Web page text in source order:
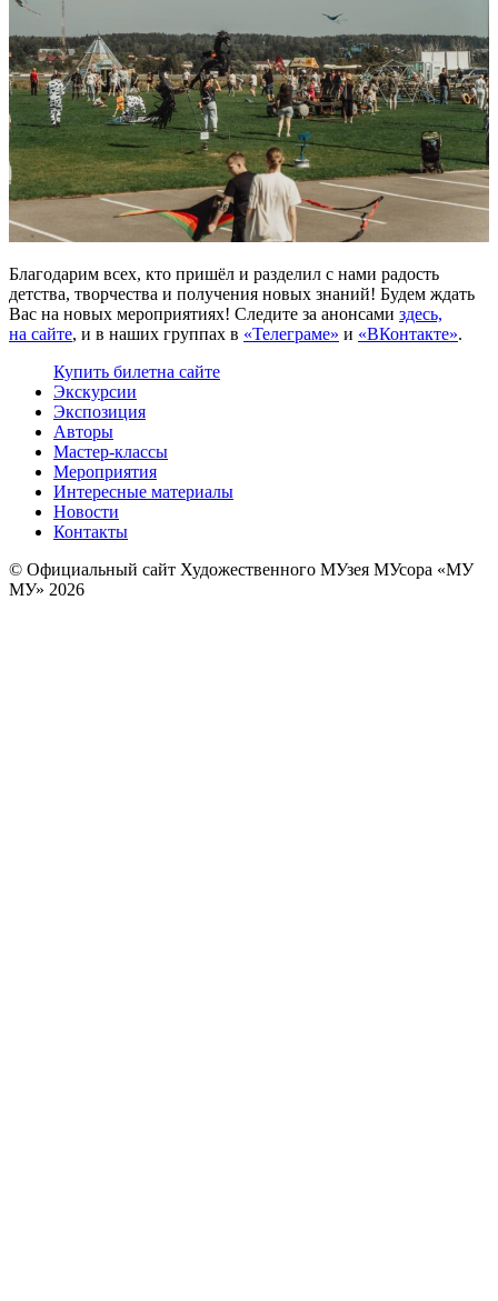
Благодарим всех, кто пришёл и разделил с нами радость
детства, творчества и получения новых знаний! Будем ждать
Вас на новых мероприятиях! Следите за анонсами здесь,
на сайте, и в наших группах в «Телеграме» и «ВКонтакте».
Купить билетна сайте
Экскурсии
Экспозиция
Авторы
Мастер-классы
Мероприятия
Интересные материалы
Новости
Контакты
© Официальный сайт Художественного МУзея МУсора «МУ
МУ» 2026